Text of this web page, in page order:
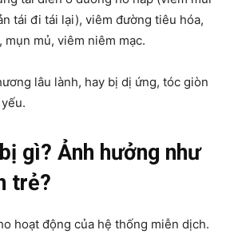
tái đi tái lại), viêm đường tiêu hóa,
mụn mủ, viêm niêm mạc.
lâu lành, hay bị dị ứng, tóc giòn
gì? Ảnh hưởng như
trẻ?
hoạt động của hệ thống miễn dịch.